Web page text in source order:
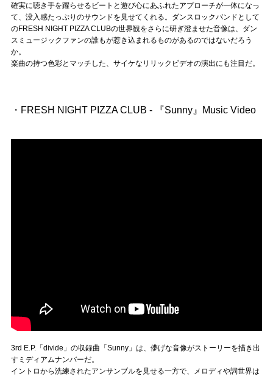
確実に聴き手を躍らせるビートと遊び心にあふれたアプローチが一体になっ
て、没入感たっぷりのサウンドを見せてくれる。ダンスロックバンドとして
のFRESH NIGHT PIZZA CLUBの世界観をさらに研ぎ澄ませた音像は、ダン
スミュージックファンの誰もが惹き込まれるものがあるのではないだろう
か。
楽曲の持つ色彩とマッチした、サイケなリリックビデオの演出にも注目だ。
・FRESH NIGHT PIZZA CLUB - 『Sunny』Music Video
3rd E.P.「divide」の収録曲「Sunny」は、儚げな音像がストーリーを描き出
すミディアムナンバーだ。
イントロから洗練されたアンサンブルを見せる一方で、メロディや詞世界は